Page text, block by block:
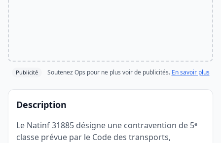
Publicité Soutenez Ops pour ne plus voir de publicités. En savoir plus
Description
Le Natinf 31885 désigne une contravention de 5ᵉ
classe prévue par le Code des transports,